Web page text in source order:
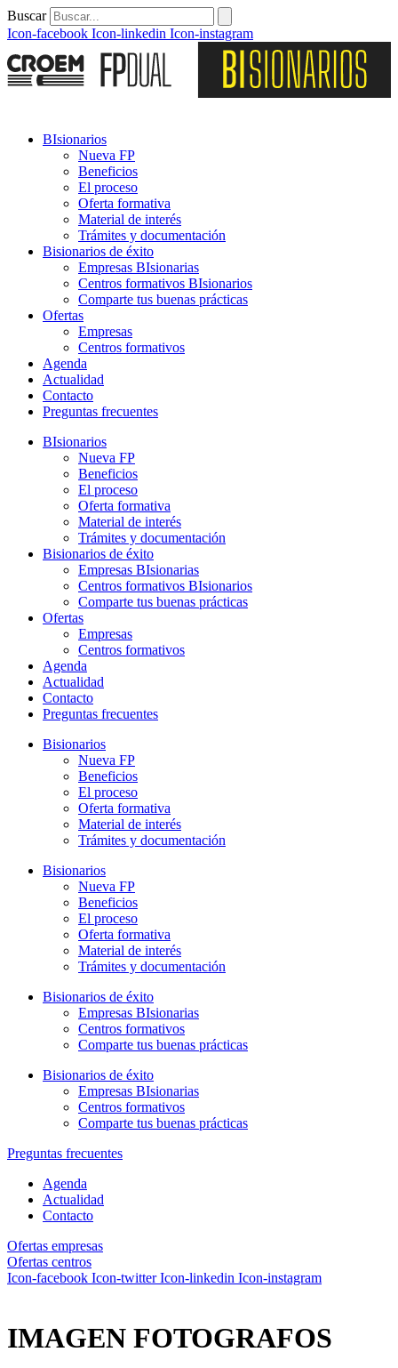
Buscar
Icon-facebook Icon-linkedin Icon-instagram
BIsionarios
Nueva FP
Beneficios
El proceso
Oferta formativa
Material de interés
Trámites y documentación
Bisionarios de éxito
Empresas BIsionarias
Centros formativos BIsionarios
Comparte tus buenas prácticas
Ofertas
Empresas
Centros formativos
Agenda
Actualidad
Contacto
Preguntas frecuentes
BIsionarios
Nueva FP
Beneficios
El proceso
Oferta formativa
Material de interés
Trámites y documentación
Bisionarios de éxito
Empresas BIsionarias
Centros formativos BIsionarios
Comparte tus buenas prácticas
Ofertas
Empresas
Centros formativos
Agenda
Actualidad
Contacto
Preguntas frecuentes
Bisionarios
Nueva FP
Beneficios
El proceso
Oferta formativa
Material de interés
Trámites y documentación
Bisionarios
Nueva FP
Beneficios
El proceso
Oferta formativa
Material de interés
Trámites y documentación
Bisionarios de éxito
Empresas BIsionarias
Centros formativos
Comparte tus buenas prácticas
Bisionarios de éxito
Empresas BIsionarias
Centros formativos
Comparte tus buenas prácticas
Preguntas frecuentes
Agenda
Actualidad
Contacto
Ofertas empresas
Ofertas centros
Icon-facebook Icon-twitter Icon-linkedin Icon-instagram
IMAGEN FOTOGRAFOS